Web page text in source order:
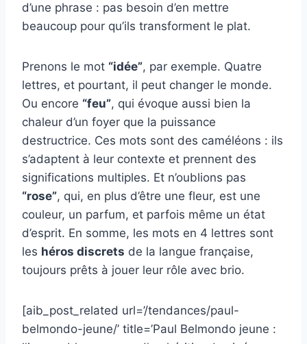
d’une phrase : pas besoin d’en mettre
beaucoup pour qu’ils transforment le plat.
Prenons le mot “idée”, par exemple. Quatre
lettres, et pourtant, il peut changer le monde.
Ou encore “feu”, qui évoque aussi bien la
chaleur d’un foyer que la puissance
destructrice. Ces mots sont des caméléons : ils
s’adaptent à leur contexte et prennent des
significations multiples. Et n’oublions pas
“rose”, qui, en plus d’être une fleur, est une
couleur, un parfum, et parfois même un état
d’esprit. En somme, les mots en 4 lettres sont
les héros discrets de la langue française,
toujours prêts à jouer leur rôle avec brio.
[aib_post_related url=’/tendances/paul-
belmondo-jeune/’ title=’Paul Belmondo jeune :